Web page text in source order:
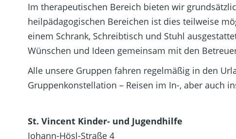
Im therapeutischen Bereich bieten wir
heilpädagogischen Bereichen ist dies teilweise
einem Schrank, Schreibtisch und Stuhl
Wünschen und Ideen gemeinsam mit den
Alle unsere Gruppen fahren regelmäßig in den
Gruppenkonstellation – Reisen im In-, aber auch
St. Vincent Kinder- und Jugendhilfe
Johann-Hösl-Straße 4